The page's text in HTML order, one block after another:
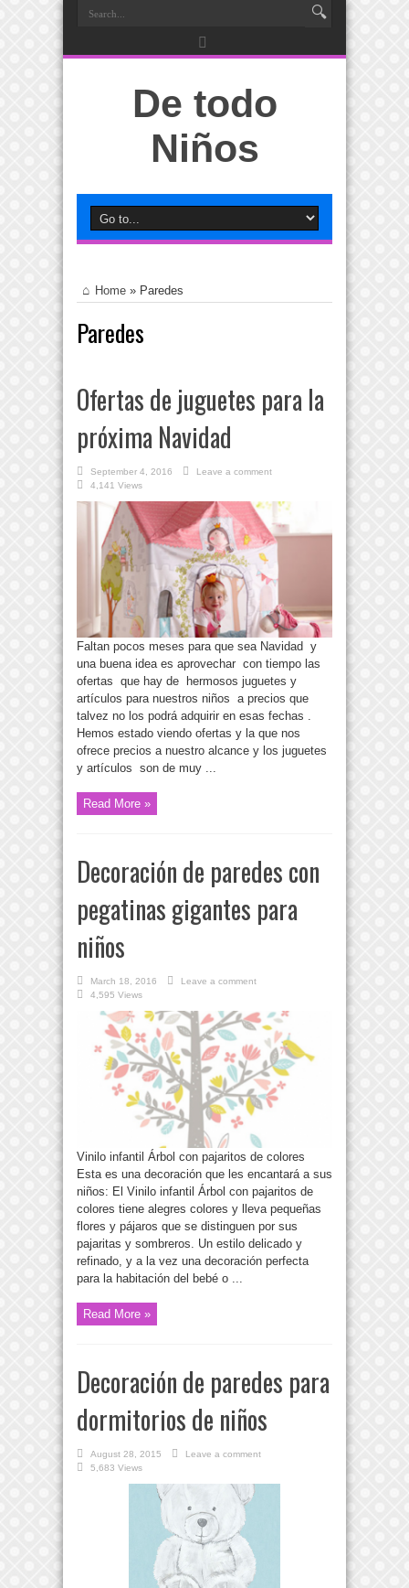
De todo
Niños
Home » Paredes
Paredes
Ofertas de juguetes para la
próxima Navidad
September 4, 2016
Leave a comment
4,141 Views
Faltan pocos meses para que sea Navidad y
una buena idea es aprovechar con tiempo las
ofertas que hay de hermosos juguetes y
artículos para nuestros niños a precios que
talvez no los podrá adquirir en esas fechas .
Hemos estado viendo ofertas y la que nos
ofrece precios a nuestro alcance y los juguetes
y artículos son de muy ...
Read More »
Decoración de paredes con
pegatinas gigantes para
niños
March 18, 2016
Leave a comment
4,595 Views
Vinilo infantil Árbol con pajaritos de colores
Esta es una decoración que les encantará a sus
niños: El Vinilo infantil Árbol con pajaritos de
colores tiene alegres colores y lleva pequeñas
flores y pájaros que se distinguen por sus
pajaritas y sombreros. Un estilo delicado y
refinado, y a la vez una decoración perfecta
para la habitación del bebé o ...
Read More »
Decoración de paredes para
dormitorios de niños
August 28, 2015
Leave a comment
5,683 Views